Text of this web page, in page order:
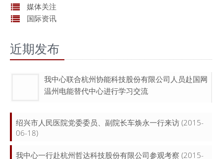
媒体关注
国际资讯
近期发布
我中心联合杭州协能科技股份有限公司人员赴国网
温州电能替代中心进行学习交流
绍兴市人民医院党委委员、副院长车焕永一行来访 (2015-
06-18)
我中心一行赴杭州哲达科技股份有限公司参观考察 (2015-